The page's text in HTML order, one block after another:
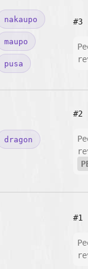
nakaupo
maupo
pusa
#3
dragon
#2
#1